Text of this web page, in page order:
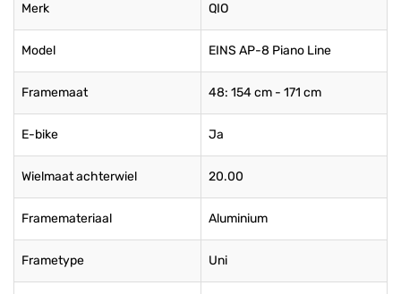
Merk QIO
Model EINS AP-8 Piano Line
Framemaat 48: 154 cm - 171 cm
E-bike Ja
Wielmaat achterwiel 20.00
Framemateriaal Aluminium
Frametype Uni